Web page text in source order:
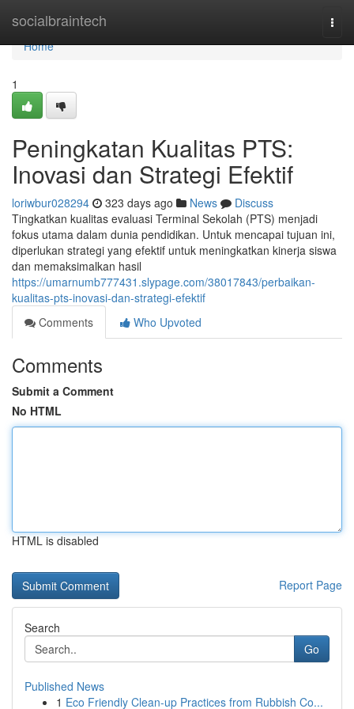
socialbraintech
Home
Home
1
Peningkatan Kualitas PTS:
Inovasi dan Strategi Efektif
loriwbur028294 323 days ago News
Discuss
Tingkatkan kualitas evaluasi Terminal Sekolah (PTS) menjadi
fokus utama dalam dunia pendidikan. Untuk mencapai tujuan ini,
diperlukan strategi yang efektif untuk meningkatkan kinerja siswa
dan memaksimalkan hasil
https://umarnumb777431.slypage.com/38017843/perbaikan-
kualitas-pts-inovasi-dan-strategi-efektif
Comments
Who Upvoted
Comments
Submit a Comment
No HTML
HTML is disabled
Report Page
Search
Go
Published News
1 Eco Friendly Clean-up Practices from Rubbish Co...